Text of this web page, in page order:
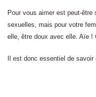
Pour vous aimer est peut-être
sexuelles, mais pour votre
elle, être doux avec elle. Aïe !
Il est donc essentiel de savoir